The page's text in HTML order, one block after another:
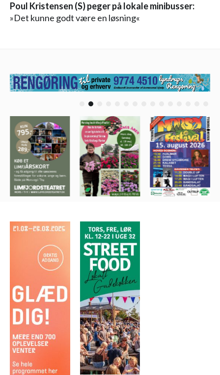
Poul Kristensen (S) peger på lokale minibusser:
»Det kunne godt være en løsning«